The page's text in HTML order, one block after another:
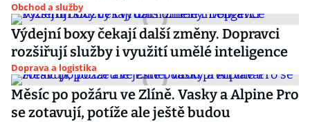
Obchod a služby
Výdejní boxy čekají další změny. Dopravci
rozšiřují služby i využití umělé inteligence
Doprava a logistika
Měsíc po požáru ve Zlíně. Vasky a Alpine Pro
se zotavují, potíže ale ještě budou